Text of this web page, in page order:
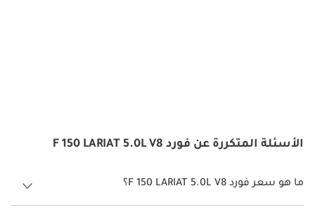
الأسئلة المتكررة عن فورد F 150 LARIAT 5.0L V8
ما هو سعر فورد F 150 LARIAT 5.0L V8؟
سعر فورد F 150 LARIAT 5.0L V8 هو درهم 262,000.